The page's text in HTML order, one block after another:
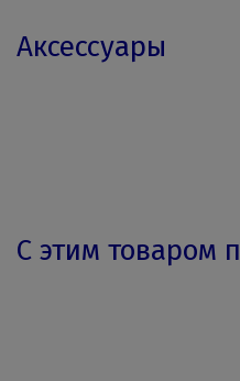
Аксессуары
С этим товаром